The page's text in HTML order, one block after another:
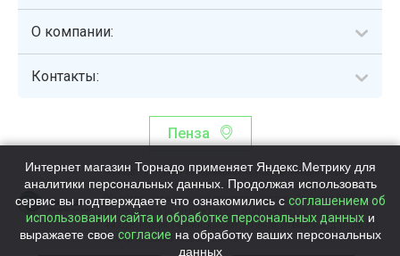
О компании:
Контакты:
Пенза
Торнадо - интернет-гипермаркет, осуществляющий сборку,
выдачу и доставку готовых наборов продуктов питания.
Общество с ограниченной ответственностью «Торнадо» (ОГРН
1115837002819, ИНН/КПП 5837047684/583701001, юр. адрес:
440058, Россия, Пензенская обл., г. Пенза, ул.Бийская, д.1Г, оф.17)
Номер телефона +78003339713
Интернет магазин Торнадо применяет Яндекс.Метрику для
аналитики персональных данных. Продолжая использовать
сервис вы подтверждаете что ознакомились с соглашением об
использовании сайта и обработке персональных данныхи
выражаете свое согласие на обработку ваших персональных
данных